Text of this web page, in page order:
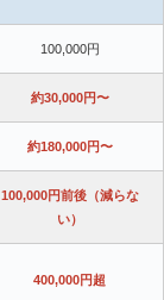
100,000円
約30,000円〜
約180,000円〜
100,000円前後（減らな
い）
400,000円超